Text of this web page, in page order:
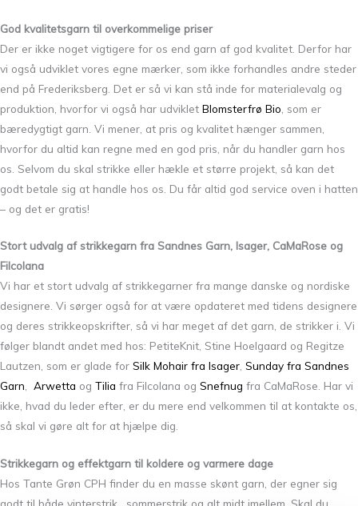
God kvalitetsgarn til overkommelige priser
Der er ikke noget vigtigere for os end garn af god kvalitet. Derfor har
vi også udviklet vores egne mærker, som ikke forhandles andre steder
end på Frederiksberg. Det er så vi kan stå inde for materialevalg og
produktion, hvorfor vi også har udviklet Blomsterfrø Bio , som er
bæredygtigt garn. Vi mener, at pris og kvalitet hænger sammen,
hvorfor du altid kan regne med en god pris, når du handler garn hos
os. Selvom du skal strikke eller hækle et større projekt, så kan det
godt betale sig at handle hos os. Du får altid god service oven i hatten
– og det er gratis!
Stort udvalg af strikkegarn fra Sandnes Garn, Isager, CaMaRose og
Filcolana
Vi har et stort udvalg af strikkegarner fra mange danske og nordiske
designere. Vi sørger også for at være opdateret med tidens designere
og deres strikkeopskrifter, så vi har meget af det garn, de strikker i. Vi
følger blandt andet med hos: PetiteKnit, Stine Hoelgaard og Regitze
Lautzen, som er glade for Silk Mohair fra Isager Sunday fra Sandnes
Garn
Arwetta og Tilia fra Filcolana og Snefnug fra CaMaRose. Har vi
ikke, hvad du leder efter, er du mere end velkommen til at kontakte os,
så skal vi gøre alt for at hjælpe dig.
Strikkegarn og effektgarn til koldere og varmere dage
Hos Tante Grøn CPH finder du en masse skønt garn, der egner sig